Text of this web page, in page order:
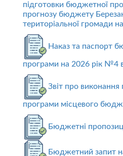
підготовки бюджетної
прогнозу бюджету
територіальної громади
Наказ та паспорт
програми на 2026 рік №4
Звіт про
програми місцевого
Бюджетні
Бюджетний запит